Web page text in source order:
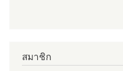
สมาชิก